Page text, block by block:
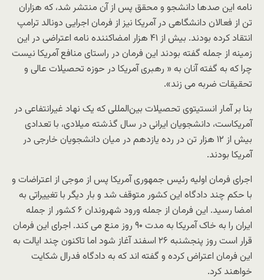
نامه این صدها دانشجو و محقق پس از آن منتشر شد، که هزاران
تن از فعالان دانشگاهی در آمریکا نیز از فرمان اجرایی دونالد ترامپ
انتقاد کرده بودند. بیش از ۴۱ هزار امضاکننده نامه اعتراضی در این
زمینه از جمله گفته بودند این فرمان در راستای منافع آمریکا نیست
چرا که به گفته آنان به « رهبری آمریکا در حوزه تحصیلات عالی و
تحقیقات ضربه می زند».
بنا بر آمار انستیتوی تحصیلات بین‌المللی که یک نهاد غیرانتفاعی در
آمریکاست، دانشجویان ایرانی در سال گذشته میلادی، با تعدادی
بیش از ۱۲ هزار تن در رده یازدهم در میان دانشجویان خارجی در
آمریکا بودند.
اجرای فرمان اولیه رئیس جمهوری آمریکا پس از موجی از اعتراضات و
با حکم چند دادگاه این کشور متوقف شد و بار دیگر با تغییراتی به
امضا رسید. این فرمان از جمله ورود شهروندان ۶ کشور از جمله
ایران را به خاک آمریکا به مدت ۹۰ روز منع می کند. اجرای این فرمان
قرار است روز پنجشنبه ۲۶ اسفند آغاز شود اما تاکنون چند ایالت به
این فرمان اعتراض کرده‌ و گفته اند که به دادگاه فدرال شکایت
خواهند کرد.